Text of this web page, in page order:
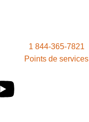
1 844-365-7821
Points de services